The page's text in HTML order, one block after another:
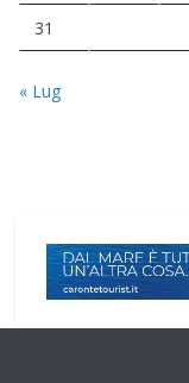
31
« Lug